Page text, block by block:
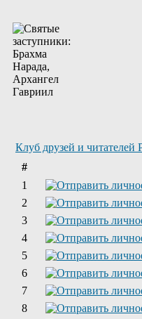
Клуб друзей и читателей
#
1
2
3
4
5
6
7
8